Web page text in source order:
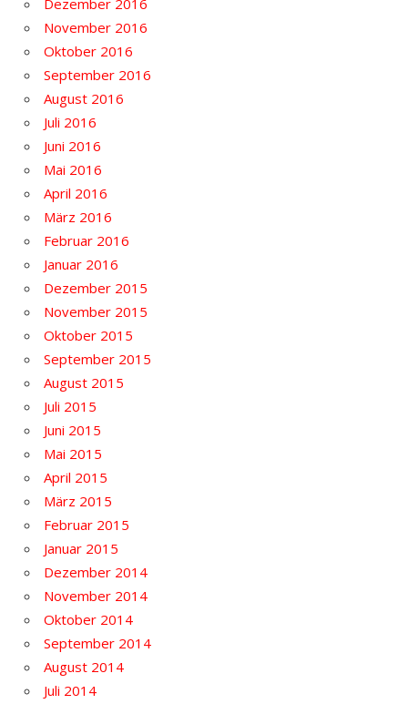
Dezember 2016
November 2016
Oktober 2016
September 2016
August 2016
Juli 2016
Juni 2016
Mai 2016
April 2016
März 2016
Februar 2016
Januar 2016
Dezember 2015
November 2015
Oktober 2015
September 2015
August 2015
Juli 2015
Juni 2015
Mai 2015
April 2015
März 2015
Februar 2015
Januar 2015
Dezember 2014
November 2014
Oktober 2014
September 2014
August 2014
Juli 2014